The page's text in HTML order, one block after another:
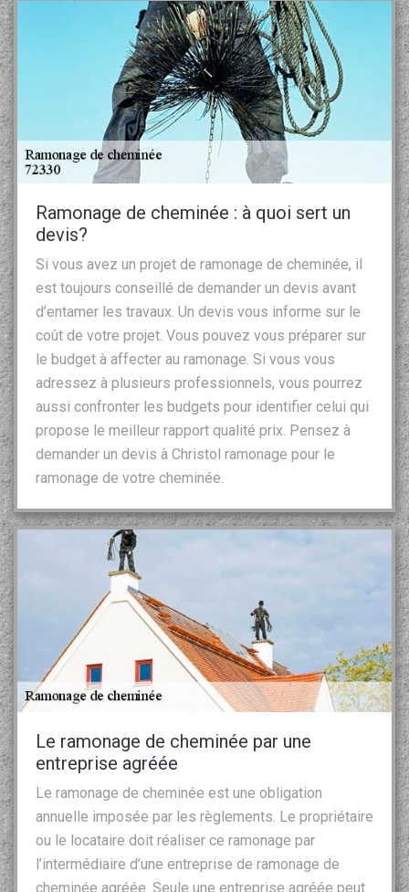
Ramonage de cheminée : à quoi sert un
devis?
Si vous avez un projet de ramonage de cheminée, il
est toujours conseillé de demander un devis avant
d’entamer les travaux. Un devis vous informe sur le
coût de votre projet. Vous pouvez vous préparer sur
le budget à affecter au ramonage. Si vous vous
adressez à plusieurs professionnels, vous pourrez
aussi confronter les budgets pour identifier celui qui
propose le meilleur rapport qualité prix. Pensez à
demander un devis à Christol ramonage pour le
ramonage de votre cheminée.
Le ramonage de cheminée par une
entreprise agréée
Le ramonage de cheminée est une obligation
annuelle imposée par les règlements. Le propriétaire
ou le locataire doit réaliser ce ramonage par
l’intermédiaire d’une entreprise de ramonage de
cheminée agréée. Seule une entreprise agréée peut